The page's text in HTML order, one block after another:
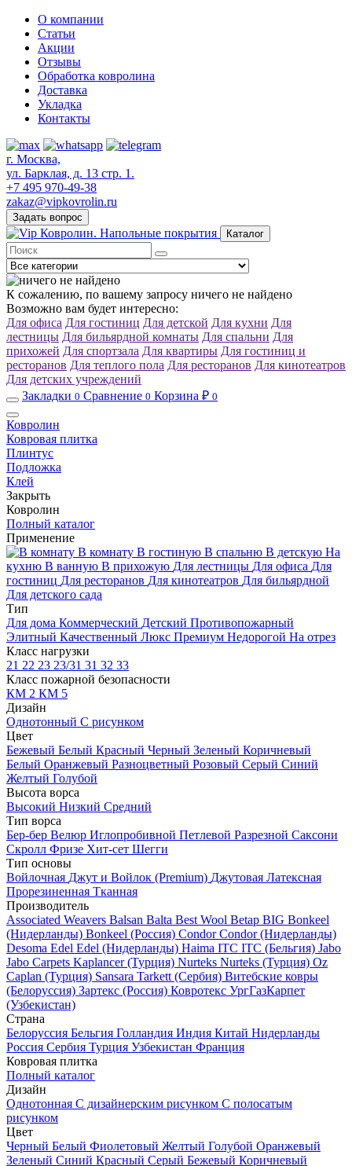
О компании
Статьи
Акции
Отзывы
Обработка ковролина
Доставка
Укладка
Контакты
г. Москва,
ул. Барклая, д. 13 стр. 1.
+7 495 970-49-38
zakaz@vipkovrolin.ru
Задать вопрос
Каталог
К сожалению, по вашему запросу ничего не найдено
Возможно вам будет интересно:
Для офиса Для гостиниц Для детской Для кухни Для
лестницы Для бильярдной комнаты Для спальни Для
прихожей Для спортзала Для квартиры Для гостиниц и
ресторанов Для теплого пола Для ресторанов Для кинотеатров
Для детских учреждений
Закладки 0 Сравнение 0 Корзина ₽ 0
Ковролин
Ковровая плитка
Плинтус
Подложка
Клей
Закрыть
Ковролин
Полный каталог
Применение
В комнату В гостиную В спальню В детскую На
кухню В ванную В прихожую Для лестницы Для офиса Для
гостиниц Для ресторанов Для кинотеатров Для бильярдной
Для детского сада
Тип
Для дома Коммерческий Детский Противопожарный
Элитный Качественный Люкс Премиум Недорогой На отрез
Класс нагрузки
21 22 23 23/31 31 32 33
Класс пожарной безопасности
КМ 2 КМ 5
Дизайн
Однотонный С рисунком
Цвет
Бежевый Белый Красный Черный Зеленый Коричневый
Белый Оранжевый Разноцветный Розовый Серый Синий
Желтый Голубой
Высота ворса
Высокий Низкий Средний
Тип ворса
Бер-бер Велюр Иглопробивной Петлевой Разрезной Саксони
Скролл Фризе Хит-сет Шегги
Тип основы
Войлочная Джут и Войлок (Premium) Джутовая Латексная
Прорезиненная Тканная
Производитель
Associated Weavers Balsan Balta Best Wool Betap BIG Bonkeel
(Нидерланды) Bonkeel (Россия) Condor Condor (Нидерланды)
Desoma Edel Edel (Нидерланды) Haima ITC ITC (Бельгия) Jabo
Jabo Carpets Kaplancer (Турция) Nurteks Nurteks (Турция) Oz
Caplan (Турция) Sansara Tarkett (Сербия) Витебские ковры
(Белоруссия) Зартекс (Россия) Ковротекс УргГазКарпет
(Узбекистан)
Страна
Белоруссия Бельгия Голландия Индия Китай Нидерланды
Россия Сербия Турция Узбекистан Франция
Ковровая плитка
Полный каталог
Дизайн
Однотонная С дизайнерским рисунком С полосатым
рисунком
Цвет
Черный Белый Фиолетовый Желтый Голубой Оранжевый
Зеленый Синий Красный Серый Бежевый Коричневый